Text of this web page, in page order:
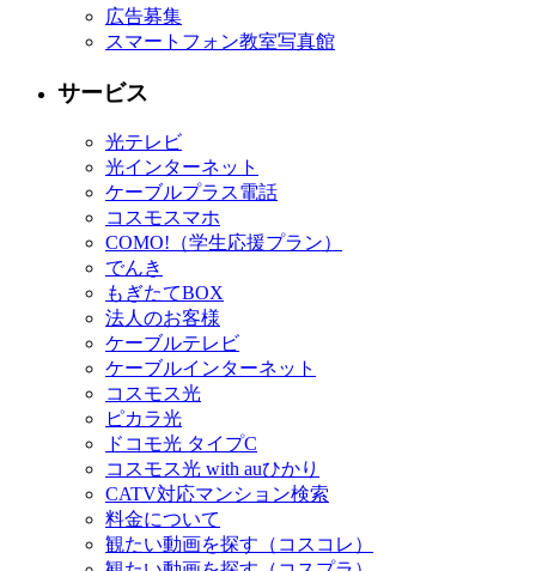
広告募集
スマートフォン教室写真館
サービス
光テレビ
光インターネット
ケーブルプラス電話
コスモスマホ
COMO!（学生応援プラン）
でんき
もぎたてBOX
法人のお客様
ケーブルテレビ
ケーブルインターネット
コスモス光
ピカラ光
ドコモ光 タイプC
コスモス光 with auひかり
CATV対応マンション検索
料金について
観たい動画を探す（コスコレ）